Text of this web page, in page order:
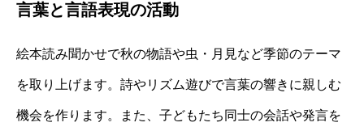
言葉と言語表現の活動
絵本読み聞かせで秋の物語や虫・月見など季節のテーマ
を取り上げます。詩やリズム遊びで言葉の響きに親しむ
機会を作ります。また、子どもたち同士の会話や発言を